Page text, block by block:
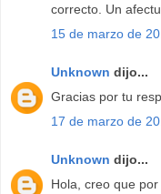
correcto. Un
15 de marzo de
Unknown dijo...
Gracias por tu
17 de marzo de
Unknown dijo...
Hola, creo que